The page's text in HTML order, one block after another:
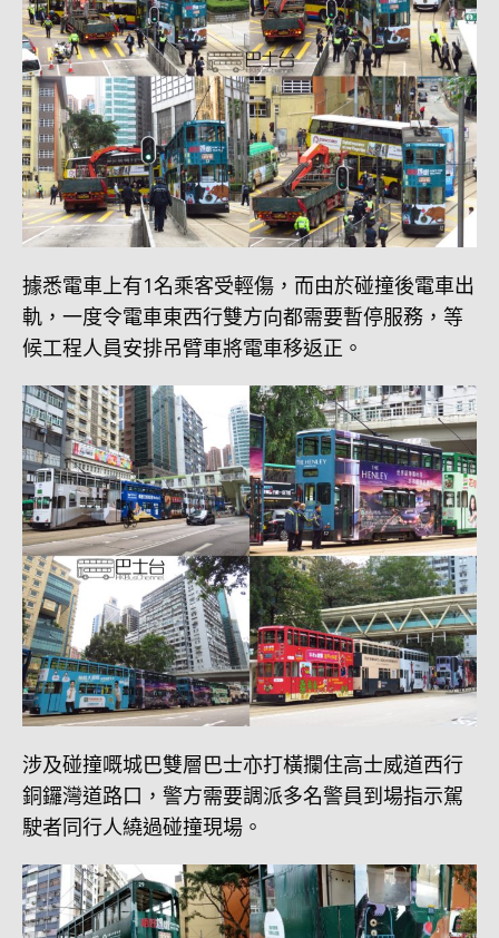
據悉電車上有1名乘客受輕傷，而由於碰撞後電車出
軌，一度令電車東西行雙方向都需要暫停服務，等
候工程人員安排吊臂車將電車移返正。
涉及碰撞嘅城巴雙層巴士亦打橫攔住高士威道西行
銅鑼灣道路口，警方需要調派多名警員到場指示駕
駛者同行人繞過碰撞現場。